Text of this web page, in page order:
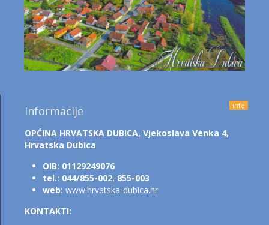
info
Informacije
OPĆINA HRVATSKA DUBICA, Vjekoslava Venka 4,
Hrvatska Dubica
OIB: 01129249076
tel.: 044/855-002, 855-003
web: www.hrvatska-dubica.hr
KONTAKTI: